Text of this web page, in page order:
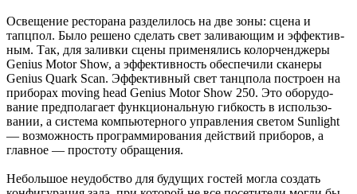
Освещение ресторана разде­лилось на две зоны: сцена и
тапцпол. Было решено сделать свет заливающим и эффектив­
ным. Так, для заливки сцены применялись колорченджеры
Genius Motor Show, а эффек­тивность обеспечили сканеры
Genius Quark Scan. Эффектив­ный свет танцпола построен на
приборах moving head Genius Motor Show 250. Это оборудо­
вание предполагает функцио­нальную гибкость в использо­
вании, а система компьютерно­го управления светом Sunlight
— возможность программиро­вания действий приборов, а
главное — простоту обращения.
Небольшое неудобство для будущих гостей могла создать